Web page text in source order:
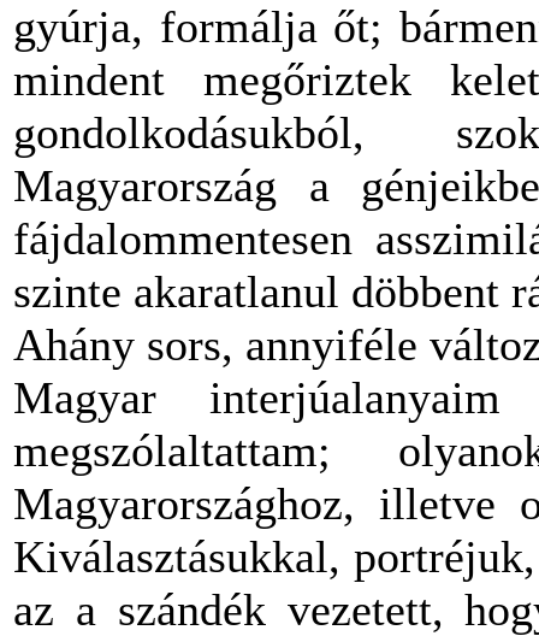
gyúrja, formálja őt;
mindent megőriztek
gondolkodásukból,
Magyarország a
fájdalommentesen
szinte akaratlanul döbbent
Ahány sors, annyiféle
Magyar
megszólaltattam;
Magyarországhoz,
Kiválasztásukkal,
az a szándék vezetett,